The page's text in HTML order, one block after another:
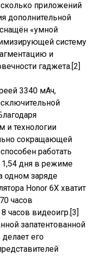
приложений
дополнительной
«умной
систему
и
гаджета.[2]
3340 мАч,
и технологии
сокращающей
работать
дня в режиме
одном заряде
Honor 6X хватит
часов
часов видеоигр.[3]
запатентованной
его